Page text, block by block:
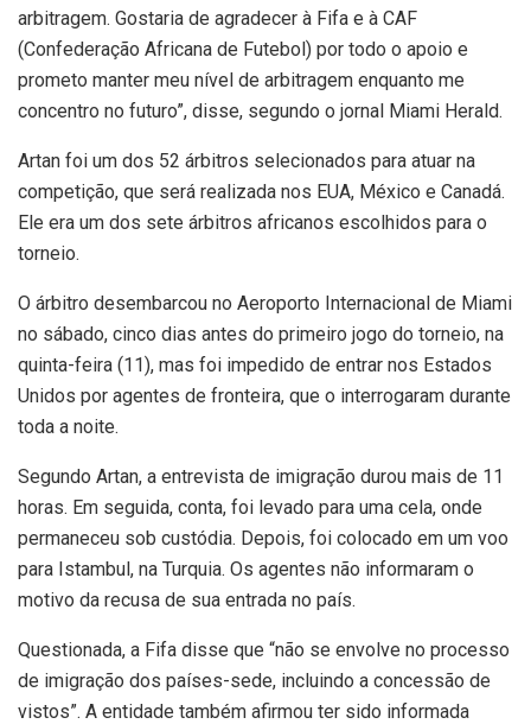
arbitragem. Gostaria de agradecer à Fifa e à CAF
(Confederação Africana de Futebol) por todo o apoio e
prometo manter meu nível de arbitragem enquanto me
concentro no futuro”, disse, segundo o jornal Miami Herald.
Artan foi um dos 52 árbitros selecionados para atuar na
competição, que será realizada nos EUA, México e Canadá.
Ele era um dos sete árbitros africanos escolhidos para o
torneio.
O árbitro desembarcou no Aeroporto Internacional de Miami
no sábado, cinco dias antes do primeiro jogo do torneio, na
quinta-feira (11), mas foi impedido de entrar nos Estados
Unidos por agentes de fronteira, que o interrogaram durante
toda a noite.
Segundo Artan, a entrevista de imigração durou mais de 11
horas. Em seguida, conta, foi levado para uma cela, onde
permaneceu sob custódia. Depois, foi colocado em um voo
para Istambul, na Turquia. Os agentes não informaram o
motivo da recusa de sua entrada no país.
Questionada, a Fifa disse que “não se envolve no processo
de imigração dos países-sede, incluindo a concessão de
vistos”. A entidade também afirmou ter sido informada